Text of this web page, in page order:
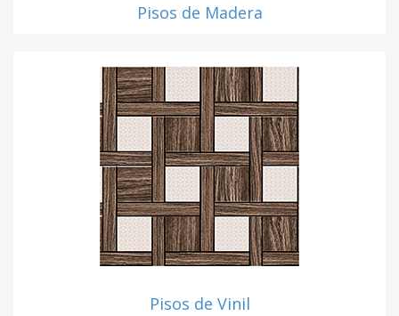
Pisos de Madera
Pisos de Vinil